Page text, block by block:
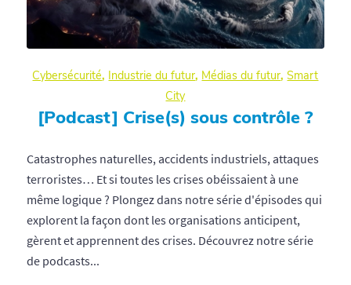
Cybersécurité, Industrie du futur, Médias du futur,Smart
City
[Podcast] Crise(s) sous contrôle ?
Catastrophes naturelles, accidents industriels, attaques
terroristes… Et si toutes les crises obéissaient à une
même logique ? Plongez dans notre série d'épisodes qui
explorent la façon dont les organisations anticipent,
gèrent et apprennent des crises. Découvrez notre série
de podcasts...